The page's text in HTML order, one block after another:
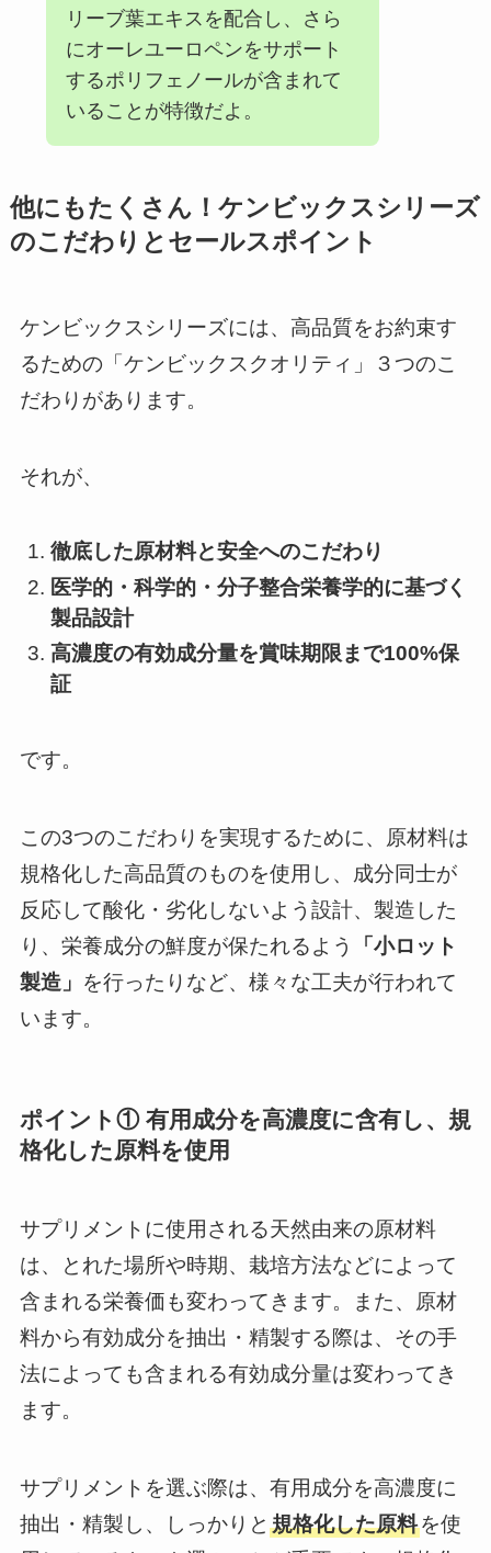
リーブ葉エキスを配合し、さら
にオーレユーロペンをサポート
するポリフェノールが含まれて
いることが特徴だよ。
他にもたくさん！ケンビックスシリーズ
のこだわりとセールスポイント
ケンビックスシリーズには、高品質をお約束す
るための「ケンビックスクオリティ」３つのこ
だわりがあります。
それが、
徹底した原材料と安全へのこだわり
医学的・科学的・分子整合栄養学的に基づく
製品設計
高濃度の有効成分量を賞味期限まで100%保
証
です。
この3つのこだわりを実現するために、原材料は
規格化した高品質のものを使用し、成分同士が
反応して酸化・劣化しないよう設計、製造した
り、栄養成分の鮮度が保たれるよう
「小ロット
製造」 を行ったりなど、様々な工夫が行われて
います。
ポイント① 有用成分を高濃度に含有し、規
格化した原料を使用
サプリメントに使用される天然由来の原材料
は、とれた場所や時期、栽培方法などによって
含まれる栄養価も変わってきます。また、原材
料から有効成分を抽出・精製する際は、その手
法によっても含まれる有効成分量は変わってき
ます。
サプリメントを選ぶ際は、有用成分を高濃度に
抽出・精製し、しっかりと 規格化した原料を使